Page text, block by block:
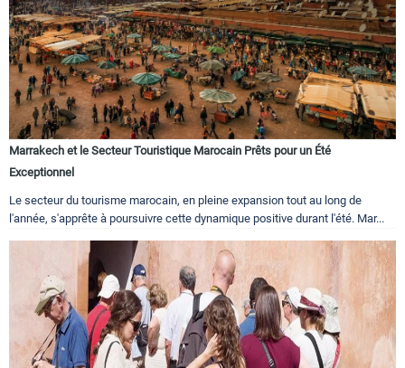
Marrakech et le Secteur Touristique Marocain Prêts pour un Été
Exceptionnel
Le secteur du tourisme marocain, en pleine expansion tout au long de
l'année, s'apprête à poursuivre cette dynamique positive durant l'été. Mar...